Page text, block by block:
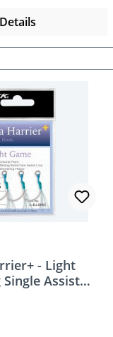
Details
- Light
Single Assist